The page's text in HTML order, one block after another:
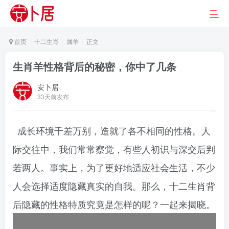
首页 十二生肖 属羊 正文
生肖羊性格背后的秘密，你中了几条
安卜居
33天前发布
成长环境千差万别，造就了各不相同的性格。人
际交往中，我们常常察觉，有些人初识与深交后判
若两人。事实上，为了更好地适应社会生活，不少
人会选择适度隐藏真实的自我。那么，十二生肖背
后隐藏的性格特质究竟是怎样的呢？一起来揭晓。